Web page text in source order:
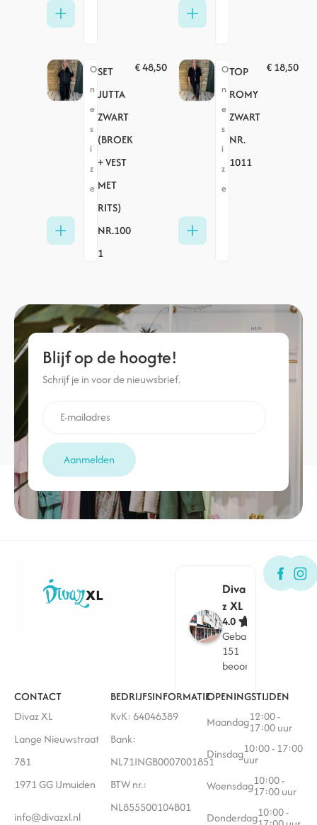
O
n
e
s
i
z
e
SET
JUTTA
ZWART
(BROEK
+ VEST
MET
RITS)
NR.100
1
€48,50
O
n
e
s
i
z
e
TOP
ROMY
ZWART
NR.
1011
€18,50
Blijf op de hoogte!
Schrijf je in voor de nieuwsbrief.
Aanmelden
Diva
z XL
4.0
Gebaseerd op
151
beoordelingen
CONTACT
Divaz XL
Lange Nieuwstraat
781
1971 GG IJmuiden
info@divazxl.nl
BEDRIJFSINFORMATIE
KvK: 64046389
Bank:
NL71INGB0007001851
BTW nr.:
NL855500104B01
OPENINGSTIJDEN
Maandag12:00 -
17:00 uur
Dinsdag10:00 - 17:00
uur
Woensdag10:00 -
17:00 uur
Donderdag10:00 -